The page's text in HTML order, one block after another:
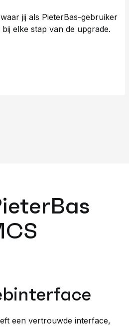
jij als PieterBas-gebruiker
elke stap van de upgrade.
een vertrouwde interface,